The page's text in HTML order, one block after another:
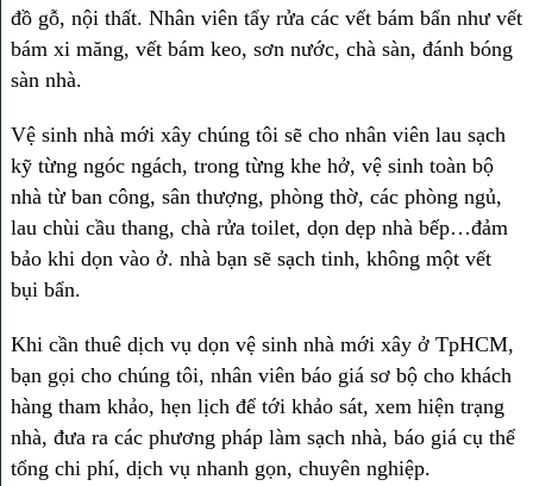
đồ gỗ, nội thất. Nhân viên tẩy rửa các vết bám bẩn như vết
bám xi măng, vết bám keo, sơn nước, chà sàn, đánh bóng
sàn nhà.
Vệ sinh nhà mới xây chúng tôi sẽ cho nhân viên lau sạch
kỹ từng ngóc ngách, trong từng khe hở, vệ sinh toàn bộ
nhà từ ban công, sân thượng, phòng thờ, các phòng ngủ,
lau chùi cầu thang, chà rửa toilet, dọn dẹp nhà bếp…đảm
bảo khi dọn vào ở. nhà bạn sẽ sạch tinh, không một vết
bụi bẩn.
Khi cần thuê dịch vụ dọn vệ sinh nhà mới xây ở TpHCM,
bạn gọi cho chúng tôi, nhân viên báo giá sơ bộ cho khách
hàng tham khảo, hẹn lịch để tới khảo sát, xem hiện trạng
nhà, đưa ra các phương pháp làm sạch nhà, báo giá cụ thể
tổng chi phí, dịch vụ nhanh gọn, chuyên nghiệp.